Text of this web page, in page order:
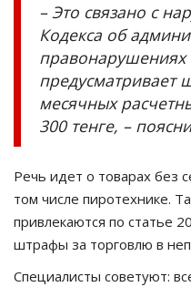
– Это связано с
Кодекса об
предусматривает
месячных
300 тенге, –
Речь идет о товарах без
том числе пиротехнике.
привлекаются по статье
штрафы за торговлю в
Специалисты советуют: